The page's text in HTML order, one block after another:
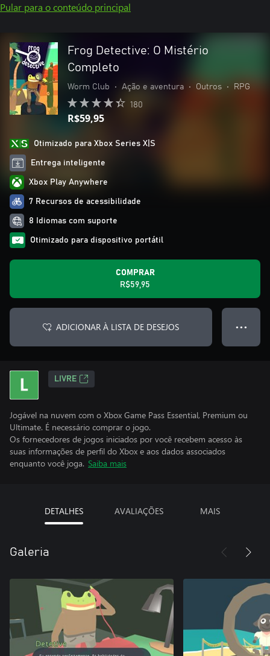
Pular para o conteúdo principal
Frog Detective: O Mistério
Completo
Worm Club • Ação e aventura • Outros • RPG
180
R$59,95
Otimizado para Xbox Series X|S
Entrega inteligente
Xbox Play Anywhere
7 Recursos de acessibilidade
8 Idiomas com suporte
Otimizado para dispositivo portátil
COMPRAR
R$59,95
ADICIONAR À LISTA DE DESEJOS ● ● ●
LIVRE
Jogável na nuvem com o Xbox Game Pass Essential, Premium ou
Ultimate. É necessário comprar o jogo.
Os fornecedores de jogos iniciados por você recebem acesso às
suas informações de perfil do Xbox e aos dados associados
enquanto você joga. Saiba mais
DETALHES AVALIAÇÕES MAIS
Galeria